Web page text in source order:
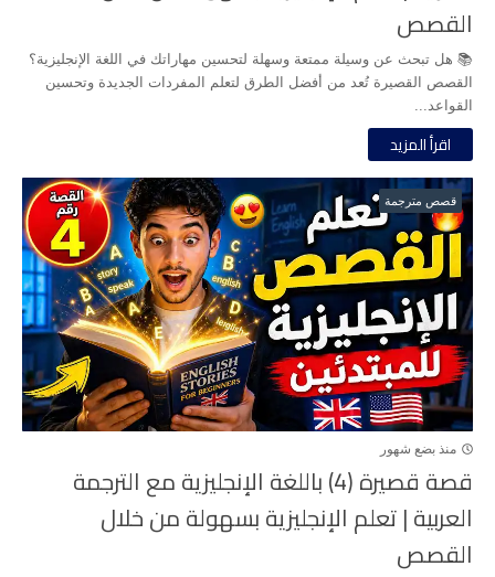
القصص
📚 هل تبحث عن وسيلة ممتعة وسهلة لتحسين مهاراتك في اللغة الإنجليزية؟
القصص القصيرة تُعد من أفضل الطرق لتعلم المفردات الجديدة وتحسين
القواعد...
اقرأ المزيد
قصص مترجمة
منذ بضع شهور
قصة قصيرة (4) باللغة الإنجليزية مع الترجمة
العربية | تعلم الإنجليزية بسهولة من خلال
القصص